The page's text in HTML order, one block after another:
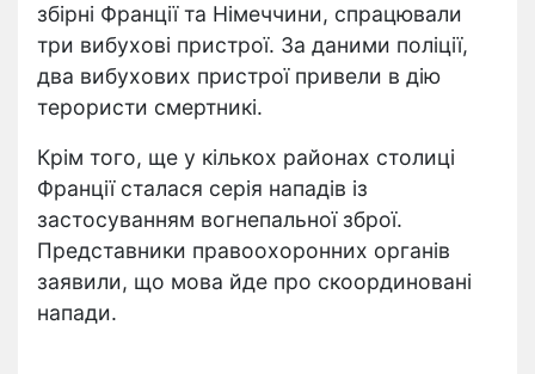
збірні Франції та Німеччини, спрацювали
три вибухові пристрої. За даними поліції,
два вибухових пристрої привели в дію
терористи смертникі.
Крім того, ще у кількох районах столиці
Франції сталася серія нападів із
застосуванням вогнепальної зброї.
Представники правоохоронних органів
заявили, що мова йде про скоординовані
напади.